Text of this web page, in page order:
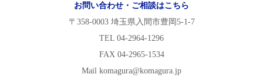
お問い合わせ・ご相談はこちら
〒358-0003 埼玉県入間市豊岡5-1-7
TEL 04-2964-1296
FAX 04-2965-1534
Mail komagura@komagura.jp